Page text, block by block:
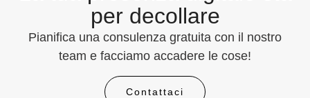
per decollare
Pianifica una consulenza gratuita con il nostro
team e facciamo accadere le cose!
Contattaci